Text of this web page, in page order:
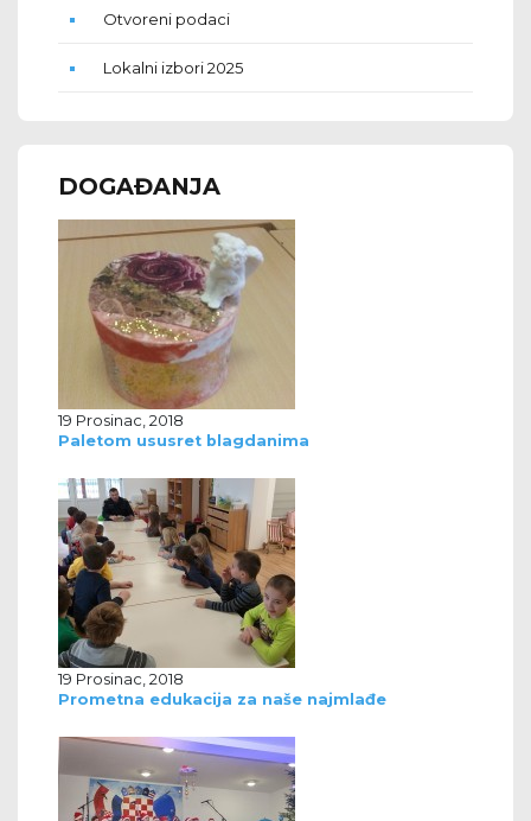
Otvoreni podaci
Lokalni izbori 2025
DOGAĐANJA
19 Prosinac, 2018
Paletom ususret blagdanima
19 Prosinac, 2018
Prometna edukacija za naše najmlađe